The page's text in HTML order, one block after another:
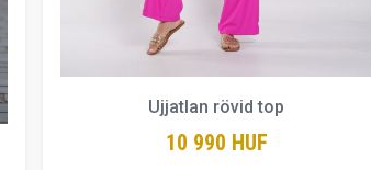
Ujjatlan rövid top
10 990 HUF